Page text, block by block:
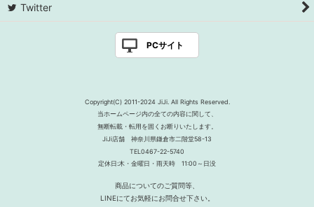
Twitter
PCサイト
Copyright(C) 2011-2024 JiJi. All Rights Reserved.
当ホームページ内の全ての内容に関して、
無断転載・転用を固くお断りいたします。
JiJi店舗 神奈川県鎌倉市二階堂58-13
TEL0467-22-5740
定休日:木・金曜日・雨天時 11:00～日没
商品についてのご質問等、
LINEにてお気軽にお問合せ下さい。